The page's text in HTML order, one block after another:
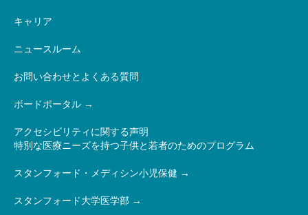
キャリア
ニュースルーム
お問い合わせとよくある質問
ボードポータル
アクセシビリティに関する声明
特別な医療ニーズを持つ子供と若者のためのプログラム
スタンフォード・メディシン小児保健
スタンフォード大学医学部